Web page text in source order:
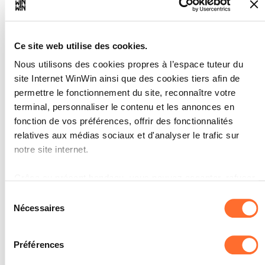
Ce site web utilise des cookies.
Nous utilisons des cookies propres à l’espace tuteur du
site Internet WinWin ainsi que des cookies tiers afin de
permettre le fonctionnement du site, reconnaître votre
terminal, personnaliser le contenu et les annonces en
fonction de vos préférences, offrir des fonctionnalités
relatives aux médias sociaux et d'analyser le trafic sur
notre site internet.
l’exception des cookies strictement nécessaires au
fonctionnement du site. Une description des différents
cookies est accessible sous l’onglet « Détails » ci-dessus.
Nécessaires
Préférences
mesures générales et internes en
matière de sécurité.
poste de travail sélectionné sur le plan
L'apprenti est capable d'évaluer un
cycle de production sélectionné sur le
plan de la sécurité.
SOCLES
60% des descriptions étaient
correctes.
L'évaluation était correcte à 60%.
3